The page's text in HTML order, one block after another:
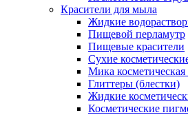
Красители для мыла
Жидкие
Пищевой перламутр
Пищевые красители
Сухие
Мика
Глиттеры (блестки)
Жидкие
Косметические